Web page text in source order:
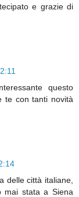
e grazie di
questo
te con tanti novità
delle città italiane,
mai stata a Siena